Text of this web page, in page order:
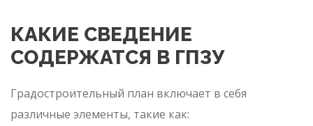
КАКИЕ СВЕДЕНИЕ
СОДЕРЖАТСЯ В ГПЗУ
Градостроительный план включает в себя
различные элементы, такие как: